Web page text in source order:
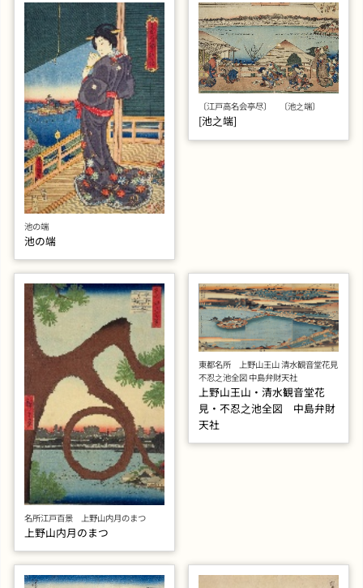
池の端
池の端
〔江戸高名会亭尽〕 〔池之端〕
[池之端]
名所江戸百景 上野山内月のまつ
上野山内月のまつ
東都名所 上野山王山 清水観音堂花見
不忍之池全図 中島弁財天社
上野山王山・清水観音堂花
見・不忍之池全図 中島弁財
天社